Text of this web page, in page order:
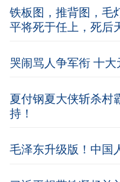
铁板图，推背图，毛
平将死于任上，死后
哭闹骂人争军衔 十
夏付钢夏大侠斩杀村
持！
毛泽东升级版！中国